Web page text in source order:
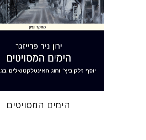
הנחת אתר ספר מודפס
$35
$32
הימים המסויטים